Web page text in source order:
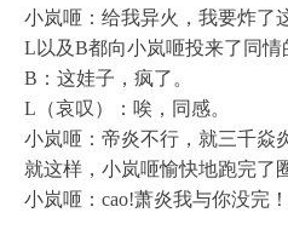
小岚咂：给我异火，我要炸了
L以及B都向小岚咂投来了同情
B：这娃子，疯了。
L（哀叹）：唉，同感。
小岚咂：帝炎不行，就三千焱
就这样，小岚咂愉快地跑完了
小岚咂：cao!萧炎我与你没完